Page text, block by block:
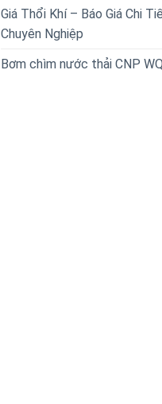
Giá Thổi Khí – Báo Giá Chi
Chuyên Nghiệp
Bơm chìm nước thải CNP WQ